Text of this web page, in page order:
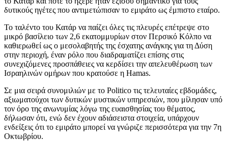
δυτικούς ηγέτες που αντιμετώπισαν το εμιράτο ως έμπιστο εταίρο.
Το ταλέντο του Κατάρ να παίζει όλες τις πλευρές επέτρεψε στο
μικρό βασίλειο των 2,6 εκατομμυρίων στον Περσικό Κόλπο να
καθιερωθεί ως ο μεσολαβητής της έσχατης ανάγκης για τη Δύση
στην περιοχή, έναν ρόλο που διαδραματίζει επίσης στις
συνεχιζόμενες προσπάθειες να κερδίσει την απελευθέρωση των
Ισραηλινών ομήρων που κρατούσε η Hamas.
Σε μια σειρά συνομιλιών με το Politico τις τελευταίες εβδομάδες,
αξιωματούχοι των δυτικών μυστικών υπηρεσιών, που μίλησαν υπό
τον όρο της ανωνυμίας λόγω της ευαισθησίας του θέματος,
δήλωσαν ότι, ενώ δεν έχουν αδιάσειστα στοιχεία, υπάρχουν
ενδείξεις ότι το εμιράτο μπορεί να γνώριζε περισσότερα για την 7η
Οκτωβρίου.